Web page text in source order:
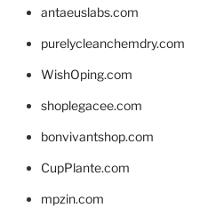
antaeuslabs.com
purelycleanchemdry.com
WishOping.com
shoplegacee.com
bonvivantshop.com
CupPlante.com
mpzin.com